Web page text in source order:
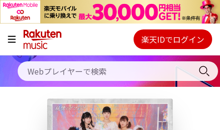
キャンペーン
料金プラン
使い方
初回30日間無料お試し
Webプレイヤー
ご契約内容の確認・変更
楽天IDでログイン